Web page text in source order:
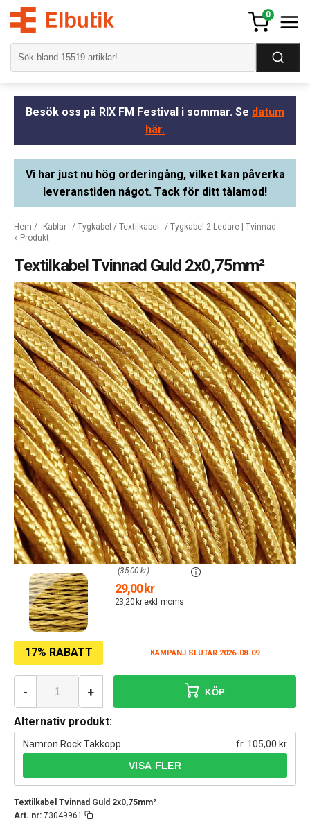
0
Besök oss på RIX FM Festival i sommar. Se datum
här.
Vi har just nu hög orderingång, vilket kan påverka
leveranstiden något. Tack för ditt tålamod!
Hem / Kablar / Tygkabel / Textilkabel / Tygkabel 2 Ledare | Tvinnad
» Produkt
Textilkabel Tvinnad Guld 2x0,75mm²
17% RABATT KAMPANJ SLUTAR 2026-08-09
29,00 kr
23,20 kr exkl. moms
(35,00 kr)
Textilkabel Tvinnad Guld 2x0,75mm²
Art. nr: 73049961
- + KÖP
Alternativ produkt:
Namron Rock Takkopp fr. 105,00 kr